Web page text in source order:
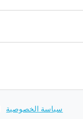
سياسة الخصوصية